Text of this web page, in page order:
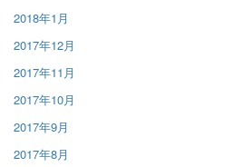
2018年1月
2017年12月
2017年11月
2017年10月
2017年9月
2017年8月